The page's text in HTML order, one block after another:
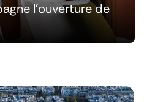
l'ouverture de